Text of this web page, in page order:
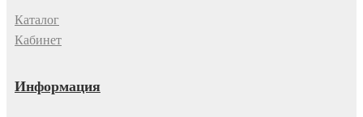
Каталог
Кабинет
Информация